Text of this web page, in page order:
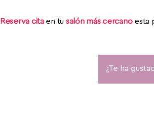
Reserva citaen tu salón más cercanoesta
¿Te ha